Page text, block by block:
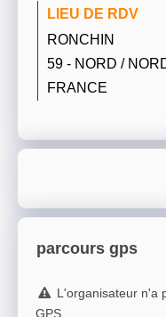
LIEU DE RDV
RONCHIN
59 - NORD /
FRANCE
parcours gps
L'organisateur n'a
GPS.